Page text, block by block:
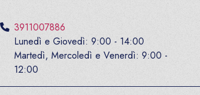
3911007886
Lunedì e Giovedì: 9:00 - 14:00
Martedì, Mercoledì e Venerdì: 9:00 -
12:00